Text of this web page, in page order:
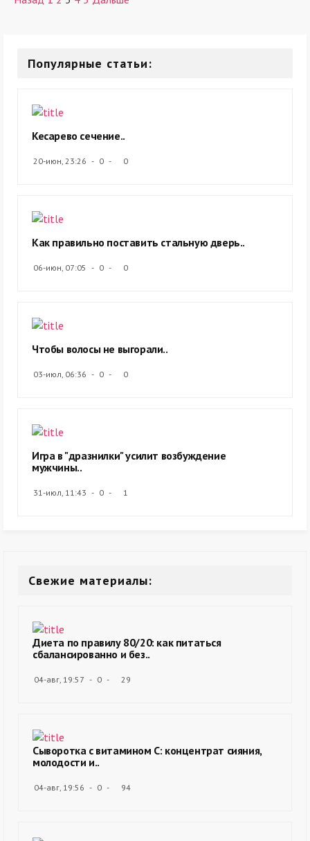
Популярные статьи:
Кесарево сечение..
20-июн, 23:26 0 0
Как правильно поставить стальную дверь..
06-июн, 07:05 0 0
Чтобы волосы не выгорали..
03-июл, 06:36 0 0
Игра в "дразнилки" усилит возбуждение
мужчины..
31-июл, 11:43 0 1
Свежие материалы:
Диета по правилу 80/20: как питаться
сбалансированно и без..
04-авг, 19:57 0 29
Сыворотка с витамином С: концентрат сияния,
молодости и..
04-авг, 19:56 0 94